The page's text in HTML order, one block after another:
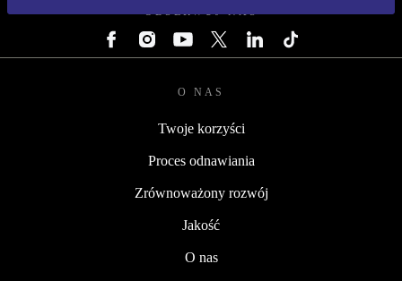
OBSERWUJ NAS
O NAS
Twoje korzyści
Proces odnawiania
Zrównoważony rozwój
Jakość
O nas